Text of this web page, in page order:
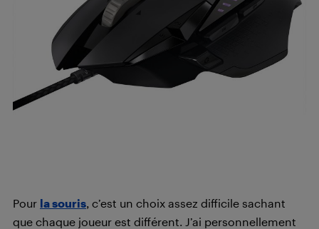
Pour la souris , c’est un choix assez difficile sachant
que chaque joueur est différent. J’ai personnellement